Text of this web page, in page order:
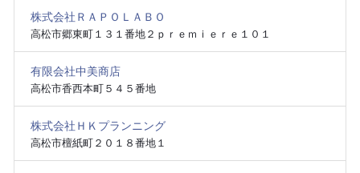
株式会社ＲＡＰＯＬＡＢＯ
高松市郷東町１３１番地２ｐｒｅｍｉｅｒｅ１０１
有限会社中美商店
高松市香西本町５４５番地
株式会社ＨＫプランニング
高松市檀紙町２０１８番地１